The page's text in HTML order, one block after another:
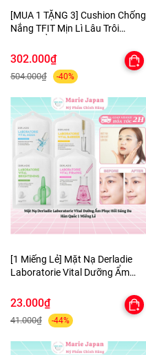
[MUA 1 TẶNG 3] Cushion Chống
Nắng TFIT Mịn Lì Lâu Trôi
Fit Cover Hàn Quốc
302.000₫
504.000₫ -40%
[1 Miếng Lẻ] Mặt Nạ Derladie
Laboratorie Vital Dưỡng Ẩm
23.000₫
41.000₫ -44%